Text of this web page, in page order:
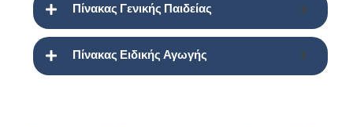
Πίνακας Γενικής Παιδείας
Πίνακας Ειδικής Αγωγής